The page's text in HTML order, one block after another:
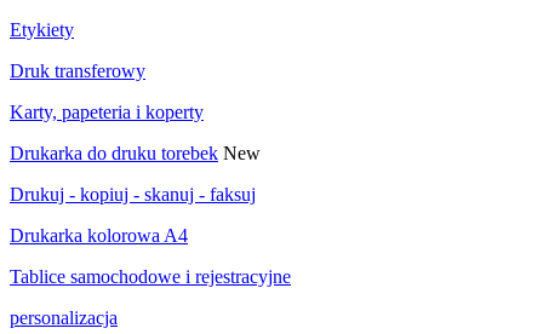
Etykiety
Druk transferowy
Karty, papeteria i koperty
Drukarka do druku torebek New
Drukuj - kopiuj - skanuj - faksuj
Drukarka kolorowa A4
Tablice samochodowe i rejestracyjne
personalizacja